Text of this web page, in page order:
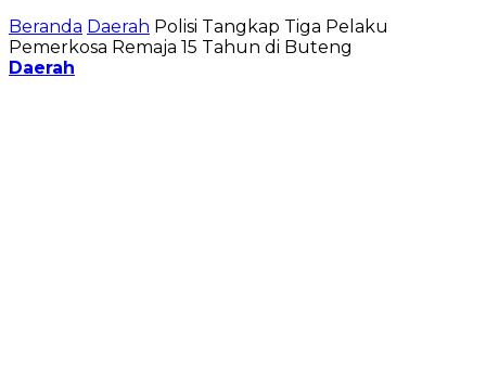
Beranda Daerah Polisi Tangkap Tiga Pelaku
Pemerkosa Remaja 15 Tahun di Buteng
Daerah